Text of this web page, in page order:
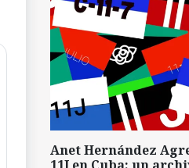
Anet Hernández